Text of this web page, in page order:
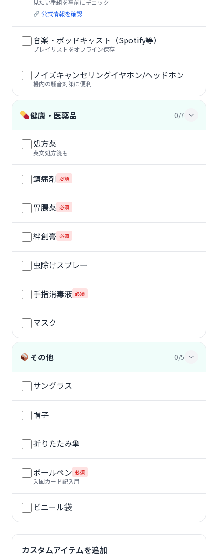
見たい番組を事前にチェック
公式情報を確認
音楽・ポッドキャスト（Spotify等）
プレイリストをオフライン保存
ノイズキャンセリングイヤホン/ヘッドホン
機内の騒音対策に便利
健康・医薬品 0/7
処方薬
英文処方箋も
鎮痛剤 必須
胃腸薬 必須
絆創膏 必須
虫除けスプレー
手指消毒液 必須
マスク
その他 0/5
サングラス
帽子
折りたたみ傘
ボールペン 必須
入国カード記入用
ビニール袋
カスタムアイテムを追加